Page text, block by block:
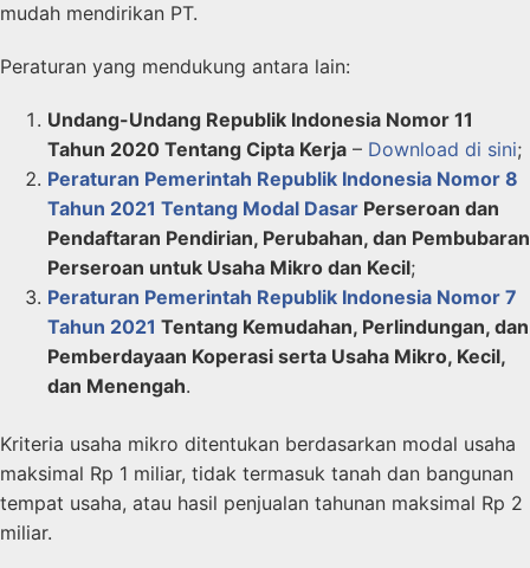
mudah mendirikan PT.
Peraturan yang mendukung antara lain:
Undang-Undang Republik Indonesia Nomor 11
Tahun 2020 Tentang Cipta Kerja – Download di sini;
Peraturan Pemerintah Republik Indonesia Nomor 8
Tahun 2021 Tentang Modal Dasar Perseroan dan
Pendaftaran Pendirian, Perubahan, dan Pembubaran
Perseroan untuk Usaha Mikro dan Kecil;
Peraturan Pemerintah Republik Indonesia Nomor 7
Tahun 2021 Tentang Kemudahan, Perlindungan, dan
Pemberdayaan Koperasi serta Usaha Mikro, Kecil,
dan Menengah.
Kriteria usaha mikro ditentukan berdasarkan modal usaha
maksimal Rp 1 miliar, tidak termasuk tanah dan bangunan
tempat usaha, atau hasil penjualan tahunan maksimal Rp 2
miliar.